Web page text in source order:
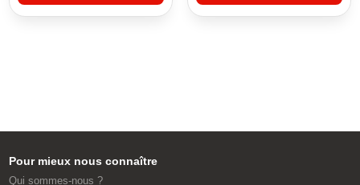
Pour mieux nous connaître
Qui sommes-nous ?